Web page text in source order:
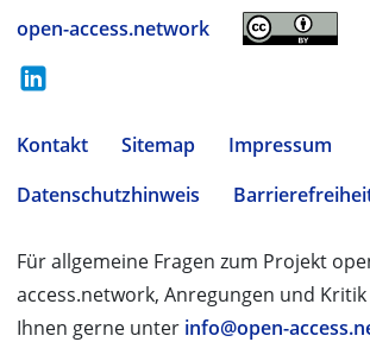
open-access.network
Kontakt Sitemap
Impressum
Datenschutzhinweis
Für allgemeine Fragen zum Projekt
access.network, Anregungen und
Ihnen gerne unter info@open-